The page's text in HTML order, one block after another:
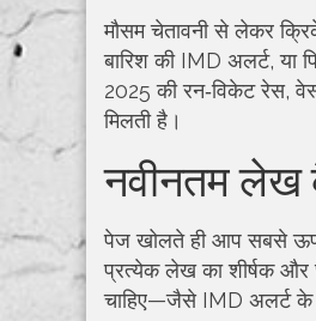
मौसम चेतावनी से लेकर
बारिश की IMD अलर्ट, या
2025 की रन‑विकेट रेस,
मिलती है।
नवीनतम
पेज खोलते ही आप सबसे ऊपर
प्रत्येक लेख का शीर्षक और
चाहिए—जैसे IMD अलर्ट के